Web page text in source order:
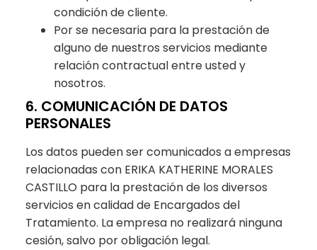
condición de cliente.
Por se necesaria para la prestación de
alguno de nuestros servicios mediante
relación contractual entre usted y
nosotros.
6. COMUNICACIÓN DE DATOS
PERSONALES
Los datos pueden ser comunicados a empresas
relacionadas con ERIKA KATHERINE MORALES
CASTILLO para la prestación de los diversos
servicios en calidad de Encargados del
Tratamiento. La empresa no realizará ninguna
cesión, salvo por obligación legal.